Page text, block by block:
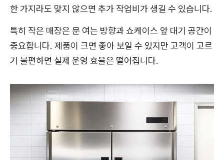
한 가지라도 맞지 않으면 추가 작업비가 생길 수 있습니다.
특히 작은 매장은 문 여는 방향과 쇼케이스 앞 대기 공간이
중요합니다. 제품이 크면 좋아 보일 수 있지만 고객이 고르
기 불편하면 실제 운영 효율은 떨어집니다.